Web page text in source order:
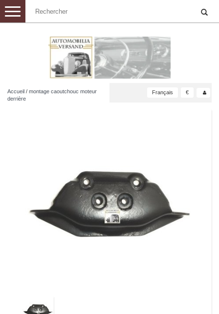
Toggle
navigation
Accueil / montage caoutchouc moteur
derrière
Français €